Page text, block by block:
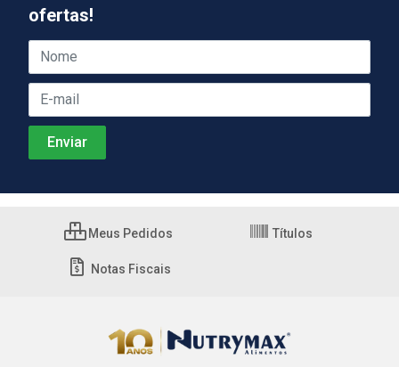
ofertas!
Meus Pedidos Títulos
Notas Fiscais